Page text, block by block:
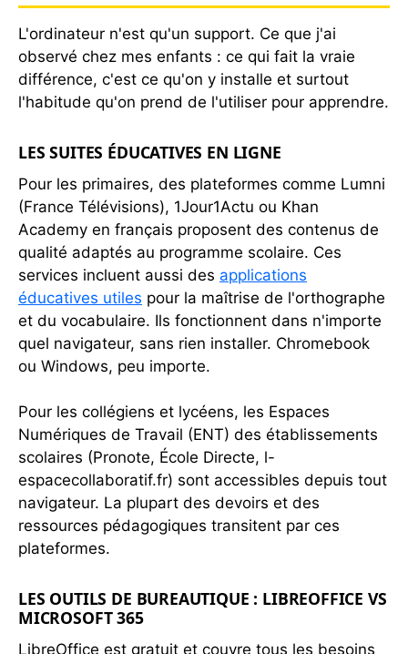
L'ordinateur n'est qu'un support. Ce que j'ai
observé chez mes enfants : ce qui fait la vraie
différence, c'est ce qu'on y installe et surtout
l'habitude qu'on prend de l'utiliser pour apprendre.
LES SUITES ÉDUCATIVES EN LIGNE
Pour les primaires, des plateformes comme Lumni
(France Télévisions), 1Jour1Actu ou Khan
Academy en français proposent des contenus de
qualité adaptés au programme scolaire. Ces
services incluent aussi des applications
éducatives utiles pour la maîtrise de l'orthographe
et du vocabulaire. Ils fonctionnent dans n'importe
quel navigateur, sans rien installer. Chromebook
ou Windows, peu importe.
Pour les collégiens et lycéens, les Espaces
Numériques de Travail (ENT) des établissements
scolaires (Pronote, École Directe, l-
espacecollaboratif.fr) sont accessibles depuis tout
navigateur. La plupart des devoirs et des
ressources pédagogiques transitent par ces
plateformes.
LES OUTILS DE BUREAUTIQUE : LIBREOFFICE VS
MICROSOFT 365
LibreOffice est gratuit et couvre tous les besoins